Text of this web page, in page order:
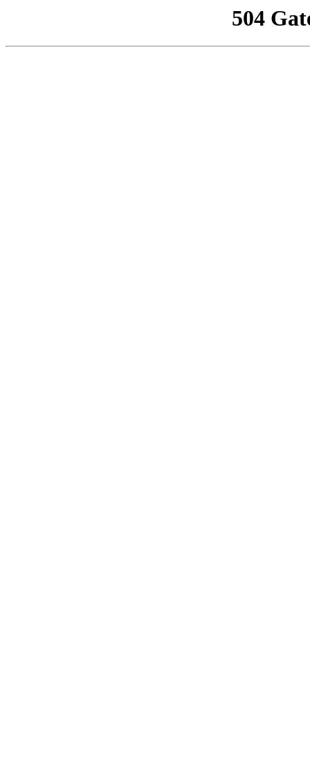
504